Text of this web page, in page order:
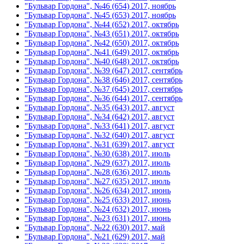
"Бульвар Гордона", №46 (654) 2017, ноябрь
"Бульвар Гордона", №45 (653) 2017, ноябрь
"Бульвар Гордона", №44 (652) 2017, октябрь
"Бульвар Гордона", №43 (651) 2017, октябрь
"Бульвар Гордона", №42 (650) 2017, октябрь
"Бульвар Гордона", №41 (649) 2017, октябрь
"Бульвар Гордона", №40 (648) 2017, октябрь
"Бульвар Гордона", №39 (647) 2017, сентябрь
"Бульвар Гордона", №38 (646) 2017, сентябрь
"Бульвар Гордона", №37 (645) 2017, сентябрь
"Бульвар Гордона", №36 (644) 2017, сентябрь
"Бульвар Гордона", №35 (643) 2017, август
"Бульвар Гордона", №34 (642) 2017, август
"Бульвар Гордона", №33 (641) 2017, август
"Бульвар Гордона", №32 (640) 2017, август
"Бульвар Гордона", №31 (639) 2017, август
"Бульвар Гордона", №30 (638) 2017, июль
"Бульвар Гордона", №29 (637) 2017, июль
"Бульвар Гордона", №28 (636) 2017, июль
"Бульвар Гордона", №27 (635) 2017, июль
"Бульвар Гордона", №26 (634) 2017, июнь
"Бульвар Гордона", №25 (633) 2017, июнь
"Бульвар Гордона", №24 (632) 2017, июнь
"Бульвар Гордона", №23 (631) 2017, июнь
"Бульвар Гордона", №22 (630) 2017, май
"Бульвар Гордона", №21 (629) 2017, май